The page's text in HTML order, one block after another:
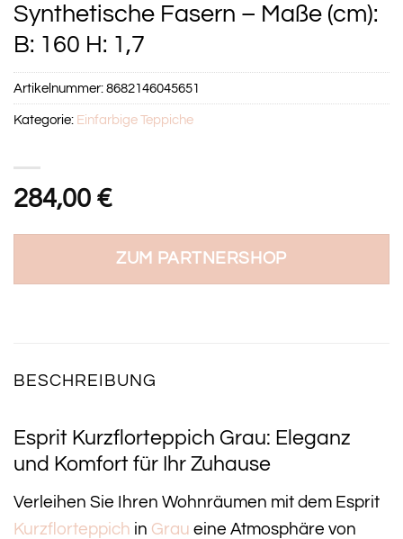
Synthetische Fasern – Maße (cm):
B: 160 H: 1,7
284,00 €
ZUM PARTNERSHOP
Artikelnummer:8682146045651
Kategorie: Einfarbige Teppiche
BESCHREIBUNG
Esprit Kurzflorteppich Grau: Eleganz
und Komfort für Ihr Zuhause
Verleihen Sie Ihren Wohnräumen mit dem Esprit
Kurzflorteppich in Grau eine Atmosphäre von